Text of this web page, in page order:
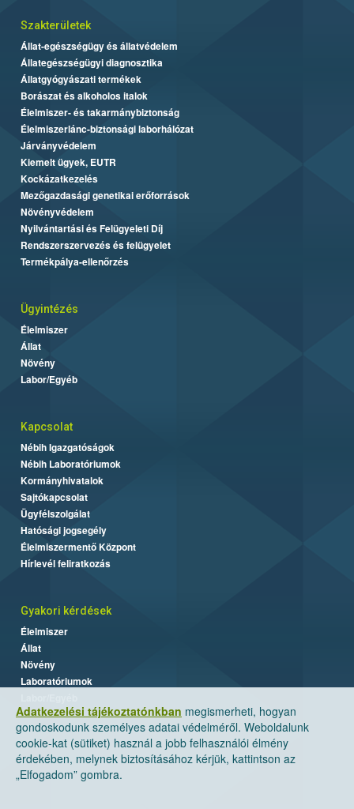
Adatkezelési tájékoztatónkban megismerheti, hogyan
gondoskodunk személyes adatai védelméről. Weboldalunk
cookie-kat (sütiket) használ a jobb felhasználói élmény
érdekében, melynek biztosításához kérjük, kattintson az
„Elfogadom” gombra.
Szakterületek
Állat-egészségügy és állatvédelem
Állategészségügyi diagnosztika
Állatgyógyászati termékek
Borászat és alkoholos italok
Élelmiszer- és takarmánybiztonság
Élelmiszerlánc-biztonsági laborhálózat
Járványvédelem
Kiemelt ügyek, EUTR
Kockázatkezelés
Mezőgazdasági genetikai erőforrások
Növényvédelem
Nyilvántartási és Felügyeleti Díj
Rendszerszervezés és felügyelet
Termékpálya-ellenőrzés
Ügyintézés
Élelmiszer
Állat
Növény
Labor/Egyéb
Kapcsolat
Nébih Igazgatóságok
Nébih Laboratóriumok
Kormányhivatalok
Sajtókapcsolat
Ügyfélszolgálat
Hatósági jogsegély
Élelmiszermentő Központ
Hírlevél feliratkozás
Gyakori kérdések
Élelmiszer
Állat
Növény
Laboratóriumok